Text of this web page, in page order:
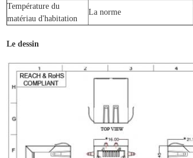
Température du
matériau d'habitation
La norme
Le dessin